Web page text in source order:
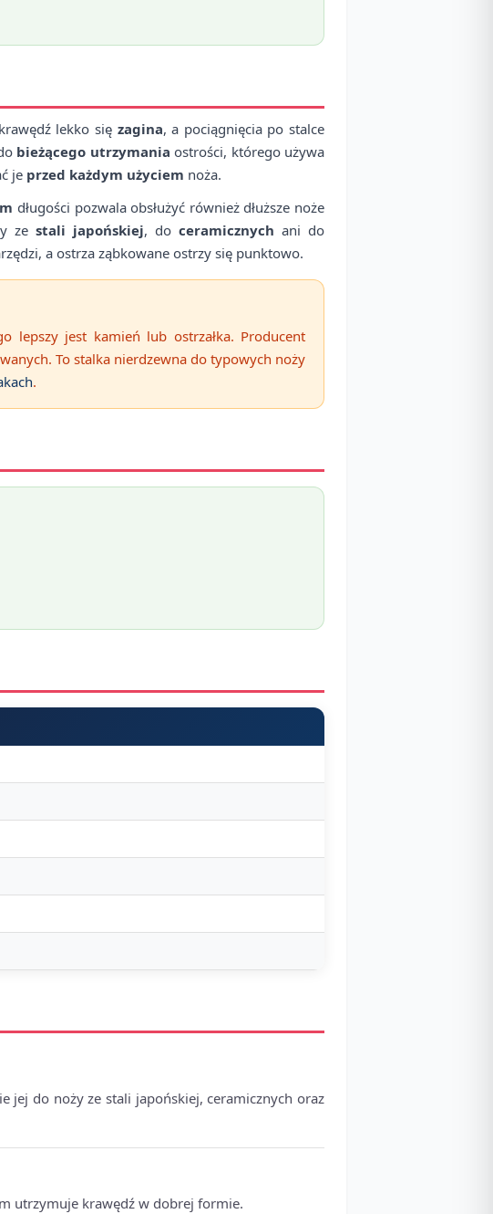
lekko się zagina, a pociągnięcia po stalce
bieżącego utrzymania ostrości, którego używa
je przed każdym użyciem noża.
długości pozwala obsłużyć również dłuższe noże
ze stali japońskiej, do ceramicznych ani do
a ostrza ząbkowane ostrzy się punktowo.
lepszy jest kamień lub ostrzałka. Producent
To stalka nierdzewna do typowych noży
.
jej do noży ze stali japońskiej, ceramicznych oraz
utrzymuje krawędź w dobrej formie.